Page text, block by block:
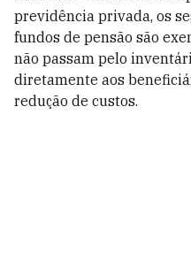
previdência privada, os
fundos de pensão são
não passam pelo
diretamente aos
redução de custos.